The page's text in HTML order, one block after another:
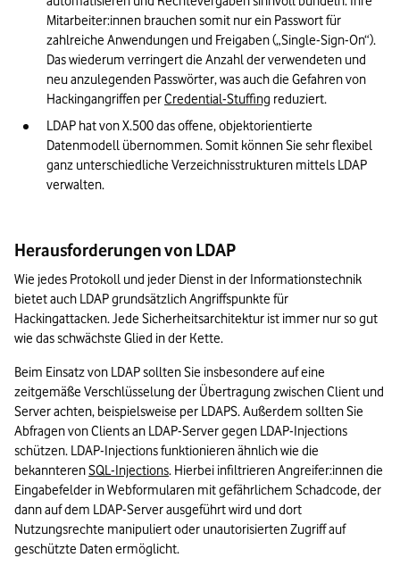
Mitarbeiter:innen brauchen somit nur ein Passwort für
zahlreiche Anwendungen und Freigaben („Single-Sign-On“).
Das wiederum verringert die Anzahl der verwendeten und
neu anzulegenden Passwörter, was auch die Gefahren von
Hackingangriffen per Credential-Stuffing reduziert.
LDAP hat von X.500 das offene, objektorientierte
Datenmodell übernommen. Somit können Sie sehr flexibel
ganz unterschiedliche Verzeichnisstrukturen mittels LDAP
verwalten.
Herausforderungen von LDAP
Wie jedes Protokoll und jeder Dienst in der Informationstechnik
bietet auch LDAP grundsätzlich Angriffspunkte für
Hackingattacken. Jede Sicherheitsarchitektur ist immer nur so gut
wie das schwächste Glied in der Kette.
Beim Einsatz von LDAP sollten Sie insbesondere auf eine
zeitgemäße Verschlüsselung der Übertragung zwischen Client und
Server achten, beispielsweise per LDAPS. Außerdem sollten Sie
Abfragen von Clients an LDAP-Server gegen LDAP-Injections
schützen. LDAP-Injections funktionieren ähnlich wie die
bekannteren SQL-Injections. Hierbei infiltrieren Angreifer:innen die
Eingabefelder in Webformularen mit gefährlichem Schadcode, der
dann auf dem LDAP-Server ausgeführt wird und dort
Nutzungsrechte manipuliert oder unautorisierten Zugriff auf
geschützte Daten ermöglicht.